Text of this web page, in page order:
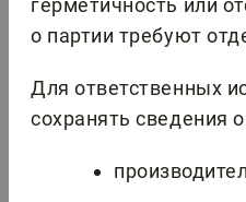
герметичность или
о партии требуют
Для ответственных
сохранять сведения